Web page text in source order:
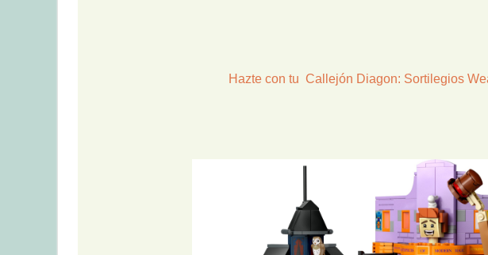
Hazte con tu Callejón Diagon: Sortilegios